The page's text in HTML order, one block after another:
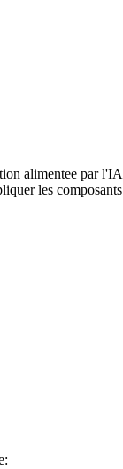
alimentee par
les